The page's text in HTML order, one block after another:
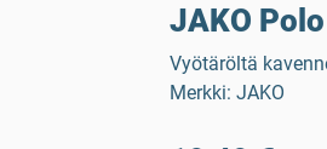
JAKO
Vyötäröltä
Merkki: JAKO